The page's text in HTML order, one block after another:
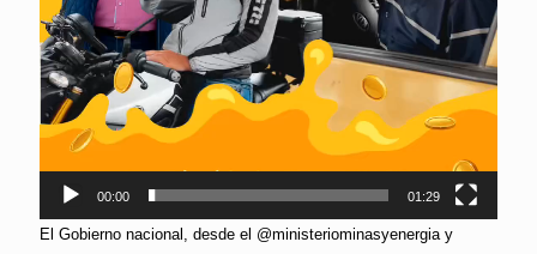
00:00 01:29
El Gobierno nacional, desde el @ministeriominasyenergia y